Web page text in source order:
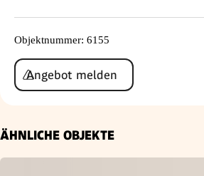
Objektnummer: 6155
Angebot melden
ÄHNLICHE OBJEKTE